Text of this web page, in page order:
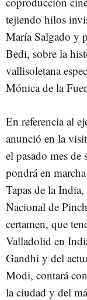
tejiendo hilos
María Salgado y
Bedi, sobre la
vallisoletana
Mónica de la
En referencia al
anunció en la
el pasado mes de
pondrá en
Tapas de la
Nacional de
certamen, que
Valladolid en
Gandhi y del
Modi, contará
la ciudad y del